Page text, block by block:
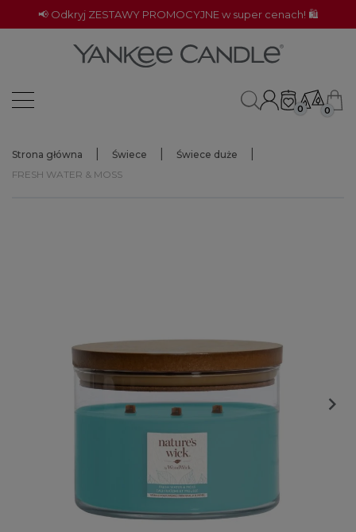
📢 Odkryj ZESTAWY PROMOCYJNE w super cenach! 🛍️
0 0
Strona główna Świece
Świece duże
FRESH WATER & MOSS
